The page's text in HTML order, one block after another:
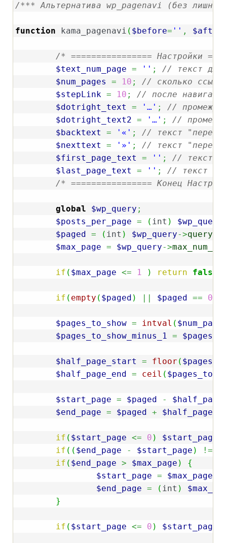
/*** Альтернатива wp_pagenavi (без
function kama_pagenavi ( $before= '' , $after
/* ================ Настройки
$text_num_page = '' ;
// текст для
$num_pages
= 10 ;
// сколько
$stepLink = 10 ;
// после
$dotright_text
= '…' ;
//
$dotright_text2 = '…' ;
//
$backtext
= '«' ;
// текст
$nexttext
= '»' ;
// текст
$first_page_text
= '' ;
// текст "к
$last_page_text
= '' ;
// текст "к
/* ================ Конец
global $wp_query ;
$posts_per_page = ( int ) $wp_query
$paged = ( int ) $wp_query->
$max_page = $wp_query->
if ( $max_page <= 1 ) return false
if ( empty ( $paged ) || $paged == 0
$pages_to_show = intval (
$pages_to_show_minus_1 =
$half_page_start = floor (
$half_page_end = ceil (
$start_page = $paged -
$end_page = $paged +
if ( $start_page <= 0 ) $start_page
if ( ( $end_page - $start_page ) !=
if ( $end_page > $max_page )
{
$start_page = $max_page
$end_page = ( int )
}
if ( $start_page <= 0 ) $start_page